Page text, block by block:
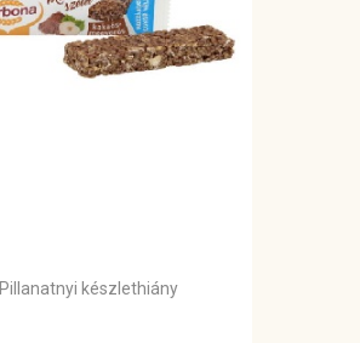
Pillanatnyi készlethiány